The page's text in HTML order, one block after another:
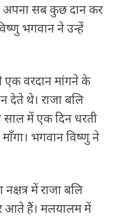
अपना सब कुछ दान कर
भगवान ने उन्हें
वरदान मांगने के
देते थे। राजा बलि
साल में एक दिन धरती
भगवान विष्णु ने
में राजा बलि
आते हैं। मलयालम में